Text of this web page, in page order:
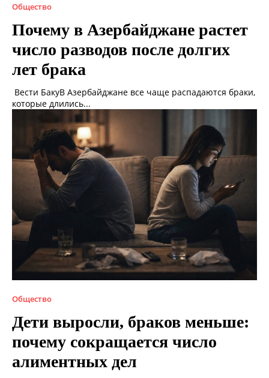
Общество
Почему в Азербайджане растет
число разводов после долгих
лет брака
Вести БакуВ Азербайджане все чаще распадаются браки,
которые длились...
Общество
Дети выросли, браков меньше:
почему сокращается число
алиментных дел